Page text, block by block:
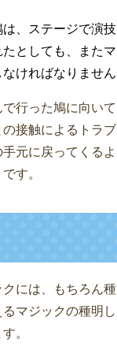
、ステージで演
としても、また
ければなりません
行った鳩に向いて
接触によるトラ
元に戻ってくる
す。
には、もちろん
マジックの種明
。